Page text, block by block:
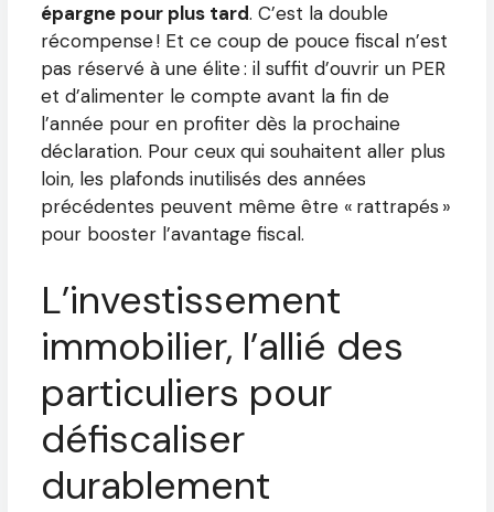
épargne pour plus tard. C’est la double
récompense ! Et ce coup de pouce fiscal n’est
pas réservé à une élite : il suffit d’ouvrir un PER
et d’alimenter le compte avant la fin de
l’année pour en profiter dès la prochaine
déclaration. Pour ceux qui souhaitent aller plus
loin, les plafonds inutilisés des années
précédentes peuvent même être « rattrapés »
pour booster l’avantage fiscal.
L’investissement
immobilier, l’allié des
particuliers pour
défiscaliser
durablement